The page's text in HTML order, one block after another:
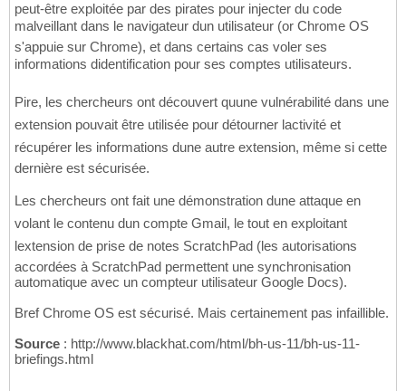
peut-être exploitée par des pirates pour injecter du code
malveillant dans le navigateur dun utilisateur (or Chrome OS
s'appuie sur Chrome), et dans certains cas voler ses
informations didentification pour ses comptes utilisateurs.
Pire, les chercheurs ont découvert quune vulnérabilité dans une
extension pouvait être utilisée pour détourner lactivité et
récupérer les informations dune autre extension, même si cette
dernière est sécurisée.
Les chercheurs ont fait une démonstration dune attaque en
volant le contenu dun compte Gmail, le tout en exploitant
lextension de prise de notes ScratchPad (les autorisations
accordées à ScratchPad permettent une synchronisation
automatique avec un compteur utilisateur Google Docs).
Bref Chrome OS est sécurisé. Mais certainement pas infaillible.
Source : http://www.blackhat.com/html/bh-us-11/bh-us-11-
briefings.html